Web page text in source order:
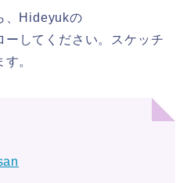
、Hideyukの
ーしてください。スケッチ
。